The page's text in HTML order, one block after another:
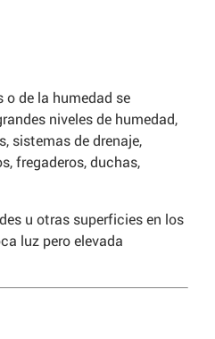
o de la humedad se
niveles de humedad,
sistemas de drenaje,
fregaderos, duchas,
u otras superficies en los
luz pero elevada